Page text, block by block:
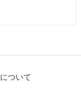
ついて